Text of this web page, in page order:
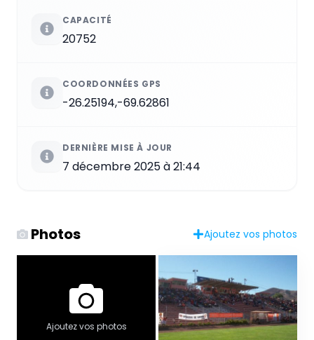
CAPACITÉ
20752
COORDONNÉES GPS
-26.25194,-69.62861
DERNIÈRE MISE À JOUR
7 décembre 2025 à 21:44
Photos Ajoutez vos photos
Ajoutez vos photos